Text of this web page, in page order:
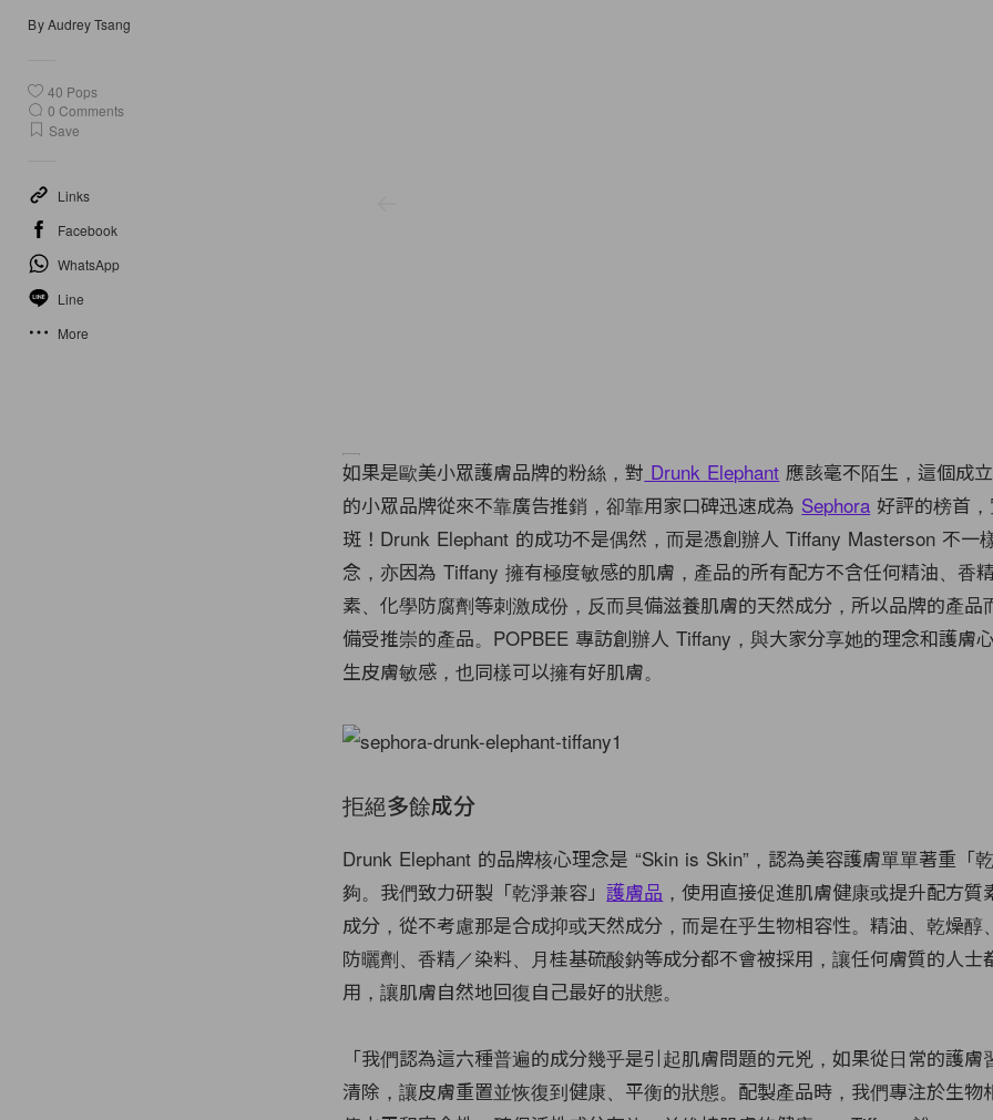
ByAudrey Tsang
40 Pops
0 Comments
Save
Links
Facebook
WhatsApp
Line
More
如果是歐美小眾護膚品牌的粉絲，對 Drunk Elephant 應該毫不陌生，這個成
的小眾品牌從來不靠廣告推銷，卻靠用家口碑迅速成為 Sephora 好評的榜首
斑！Drunk Elephant 的成功不是偶然，而是憑創辦人 Tiffany Masterson 不一
念，亦因為 Tiffany 擁有極度敏感的肌膚，產品的所有配方不含任何精油、香
素、化學防腐劑等刺激成份，反而具備滋養肌膚的天然成分，所以品牌的產品
備受推崇的產品。POPBEE 專訪創辦人 Tiffany，與大家分享她的理念和護膚
生皮膚敏感，也同樣可以擁有好肌膚。
拒絕多餘成分
Drunk Elephant 的品牌核心理念是 “Skin is Skin”，認為美容護膚單單著重「
夠。我們致力研製「乾淨兼容」護膚品 ，使用直接促進肌膚健康或提升配方質
成分，從不考慮那是合成抑或天然成分，而是在乎生物相容性。精油、乾燥醇
防曬劑、香精／染料、月桂基硫酸鈉等成分都不會被採用，讓任何膚質的人士
用，讓肌膚自然地回復自己最好的狀態。
「我們認為這六種普遍的成分幾乎是引起肌膚問題的元兇，如果從日常的護膚
清除，讓皮膚重置並恢復到健康、平衡的狀態。配製產品時，我們專注於生物